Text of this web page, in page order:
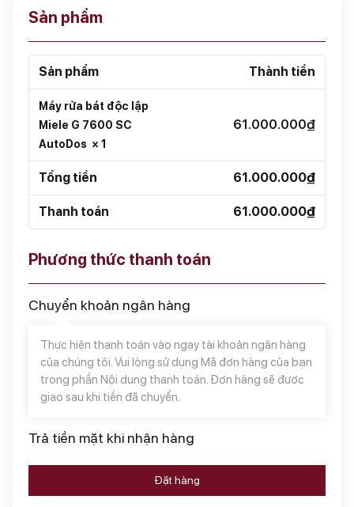
Sản phẩm
Sản phẩm Thành tiền
Máy rửa bát độc lập
Miele G 7600 SC
AutoDos × 1
61.000.000₫
Tổng tiền 61.000.000₫
Thanh toán 61.000.000₫
Phương thức thanh toán
Chuyển khoản ngân hàng
Thực hiện thanh toán vào ngay tài khoản ngân hàng
của chúng tôi. Vui lòng sử dụng Mã đơn hàng của bạn
trong phần Nội dung thanh toán. Đơn hàng sẽ đươc
giao sau khi tiền đã chuyển.
Trả tiền mặt khi nhận hàng
Đặt hàng